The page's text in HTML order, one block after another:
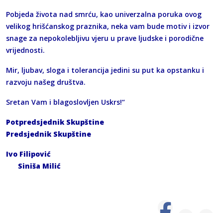
Pobjeda života nad smrću, kao univerzalna poruka ovog
velikog hrišćanskog praznika, neka vam bude motiv i izvor
snage za nepokolebljivu vjeru u prave ljudske i porodične
vrijednosti.
Mir, ljubav, sloga i tolerancija jedini su put ka opstanku i
razvoju našeg društva.
Sretan Vam i blagoslovljen Uskrs!“
Potpredsjednik Skupštine
Predsjednik Skupštine
Ivo Filipović
Siniša Milić